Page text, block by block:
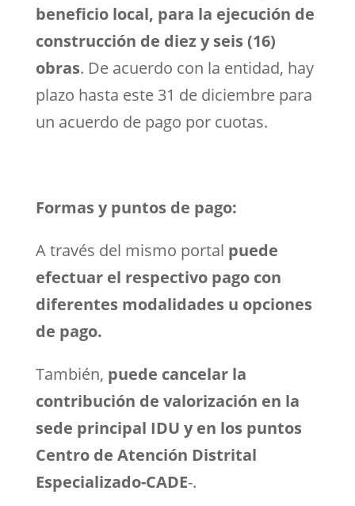
beneficio local, para la ejecución de
construcción de diez y seis (16)
obras. De acuerdo con la entidad, hay
plazo hasta este 31 de diciembre para
un acuerdo de pago por cuotas.
Formas y puntos de pago:
A través del mismo portal puede
efectuar el respectivo pago con
diferentes modalidades u opciones
de pago.
También, puede cancelar la
contribución de valorización en la
sede principal IDU y en los puntos
Centro de Atención Distrital
Especializado-CADE-.